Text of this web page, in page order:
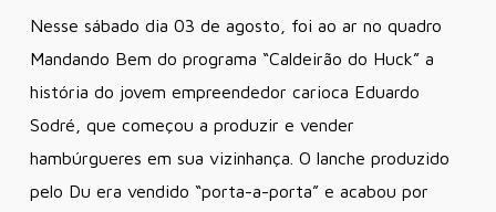
Nesse sábado dia 03 de agosto, foi ao ar no quadro
Mandando Bem do programa “Caldeirão do Huck” a
história do jovem empreendedor carioca Eduardo
Sodré, que começou a produzir e vender
hambúrgueres em sua vizinhança. O lanche produzido
pelo Du era vendido “porta-a-porta” e acabou por